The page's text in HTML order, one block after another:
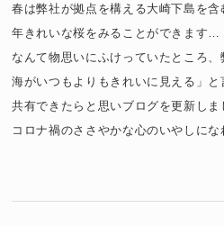
春は弊社が拠点を構える大崎下島を
年きれいな桜をみることができます…
なんて物思いにふけっていたところ
海がいつもよりもきれいに見える」
共有できたらと思いブログを更新しま
コロナ禍のささやかな心のいやしにな